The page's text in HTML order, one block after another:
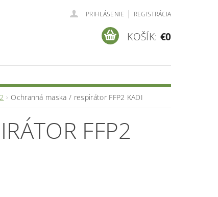
PRIHLÁSENIE | REGISTRÁCIA
KOŠÍK: €0
Ochranná maska / respirátor FFP2 KADI
FFP2